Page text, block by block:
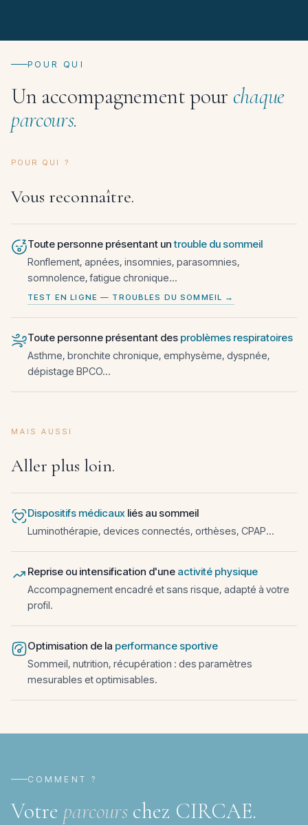
POUR QUI
Un accompagnement pour chaque
parcours.
POUR QUI ?
Vous reconnaître.
Toute personne présentant untrouble du sommeil
Ronflement, apnées, insomnies, parasomnies,
somnolence, fatigue chronique...
TEST EN LIGNE — TROUBLES DU SOMMEIL →
Toute personne présentant des problèmes respiratoires
Asthme, bronchite chronique, emphysème, dyspnée,
dépistage BPCO...
MAIS AUSSI
Aller plus loin.
Dispositifs médicaux liés au sommeil
Luminothérapie, devices connectés, orthèses, CPAP...
Reprise ou intensification d'une activité physique
Accompagnement encadré et sans risque, adapté à votre
profil.
Optimisation de la performance sportive
Sommeil, nutrition, récupération : des paramètres
mesurables et optimisables.
COMMENT ?
Votre parcours chez CIRCAE.